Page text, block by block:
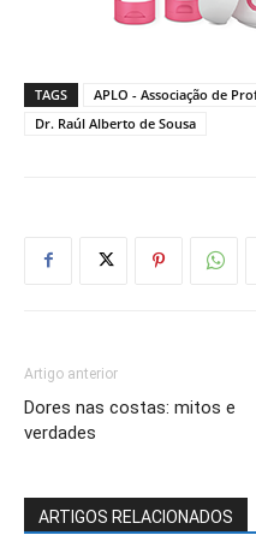
TAGS
APLO - Associação de
Dr. Raúl Alberto de Sousa
Artigo anterior
Dores nas costas: mitos e
verdades
ARTIGOS RELACIONADOS